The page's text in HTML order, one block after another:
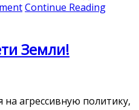
Continue Reading
Земли!
агрессивную политику,